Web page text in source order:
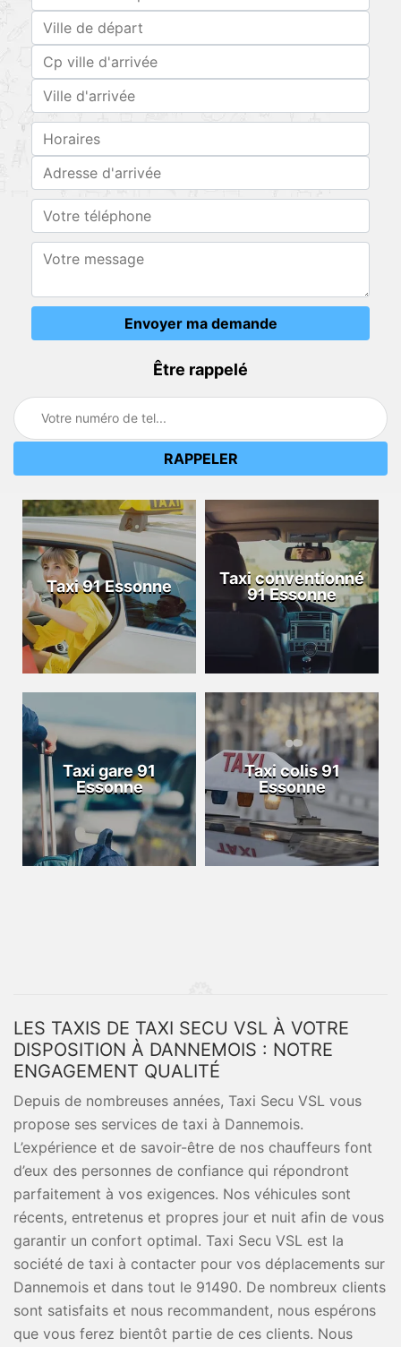
Être rappelé
Taxi 91 Essonne
Taxi conventionné
91 Essonne
Taxi gare 91
Essonne
Taxi colis 91
Essonne
LES TAXIS DE TAXI SECU VSL À VOTRE
DISPOSITION À DANNEMOIS : NOTRE
ENGAGEMENT QUALITÉ
Depuis de nombreuses années, Taxi Secu VSL vous
propose ses services de taxi à Dannemois.
L’expérience et de savoir-être de nos chauffeurs font
d’eux des personnes de confiance qui répondront
parfaitement à vos exigences. Nos véhicules sont
récents, entretenus et propres jour et nuit afin de vous
garantir un confort optimal. Taxi Secu VSL est la
société de taxi à contacter pour vos déplacements sur
Dannemois et dans tout le 91490. De nombreux clients
sont satisfaits et nous recommandent, nous espérons
que vous ferez bientôt partie de ces clients. Nous